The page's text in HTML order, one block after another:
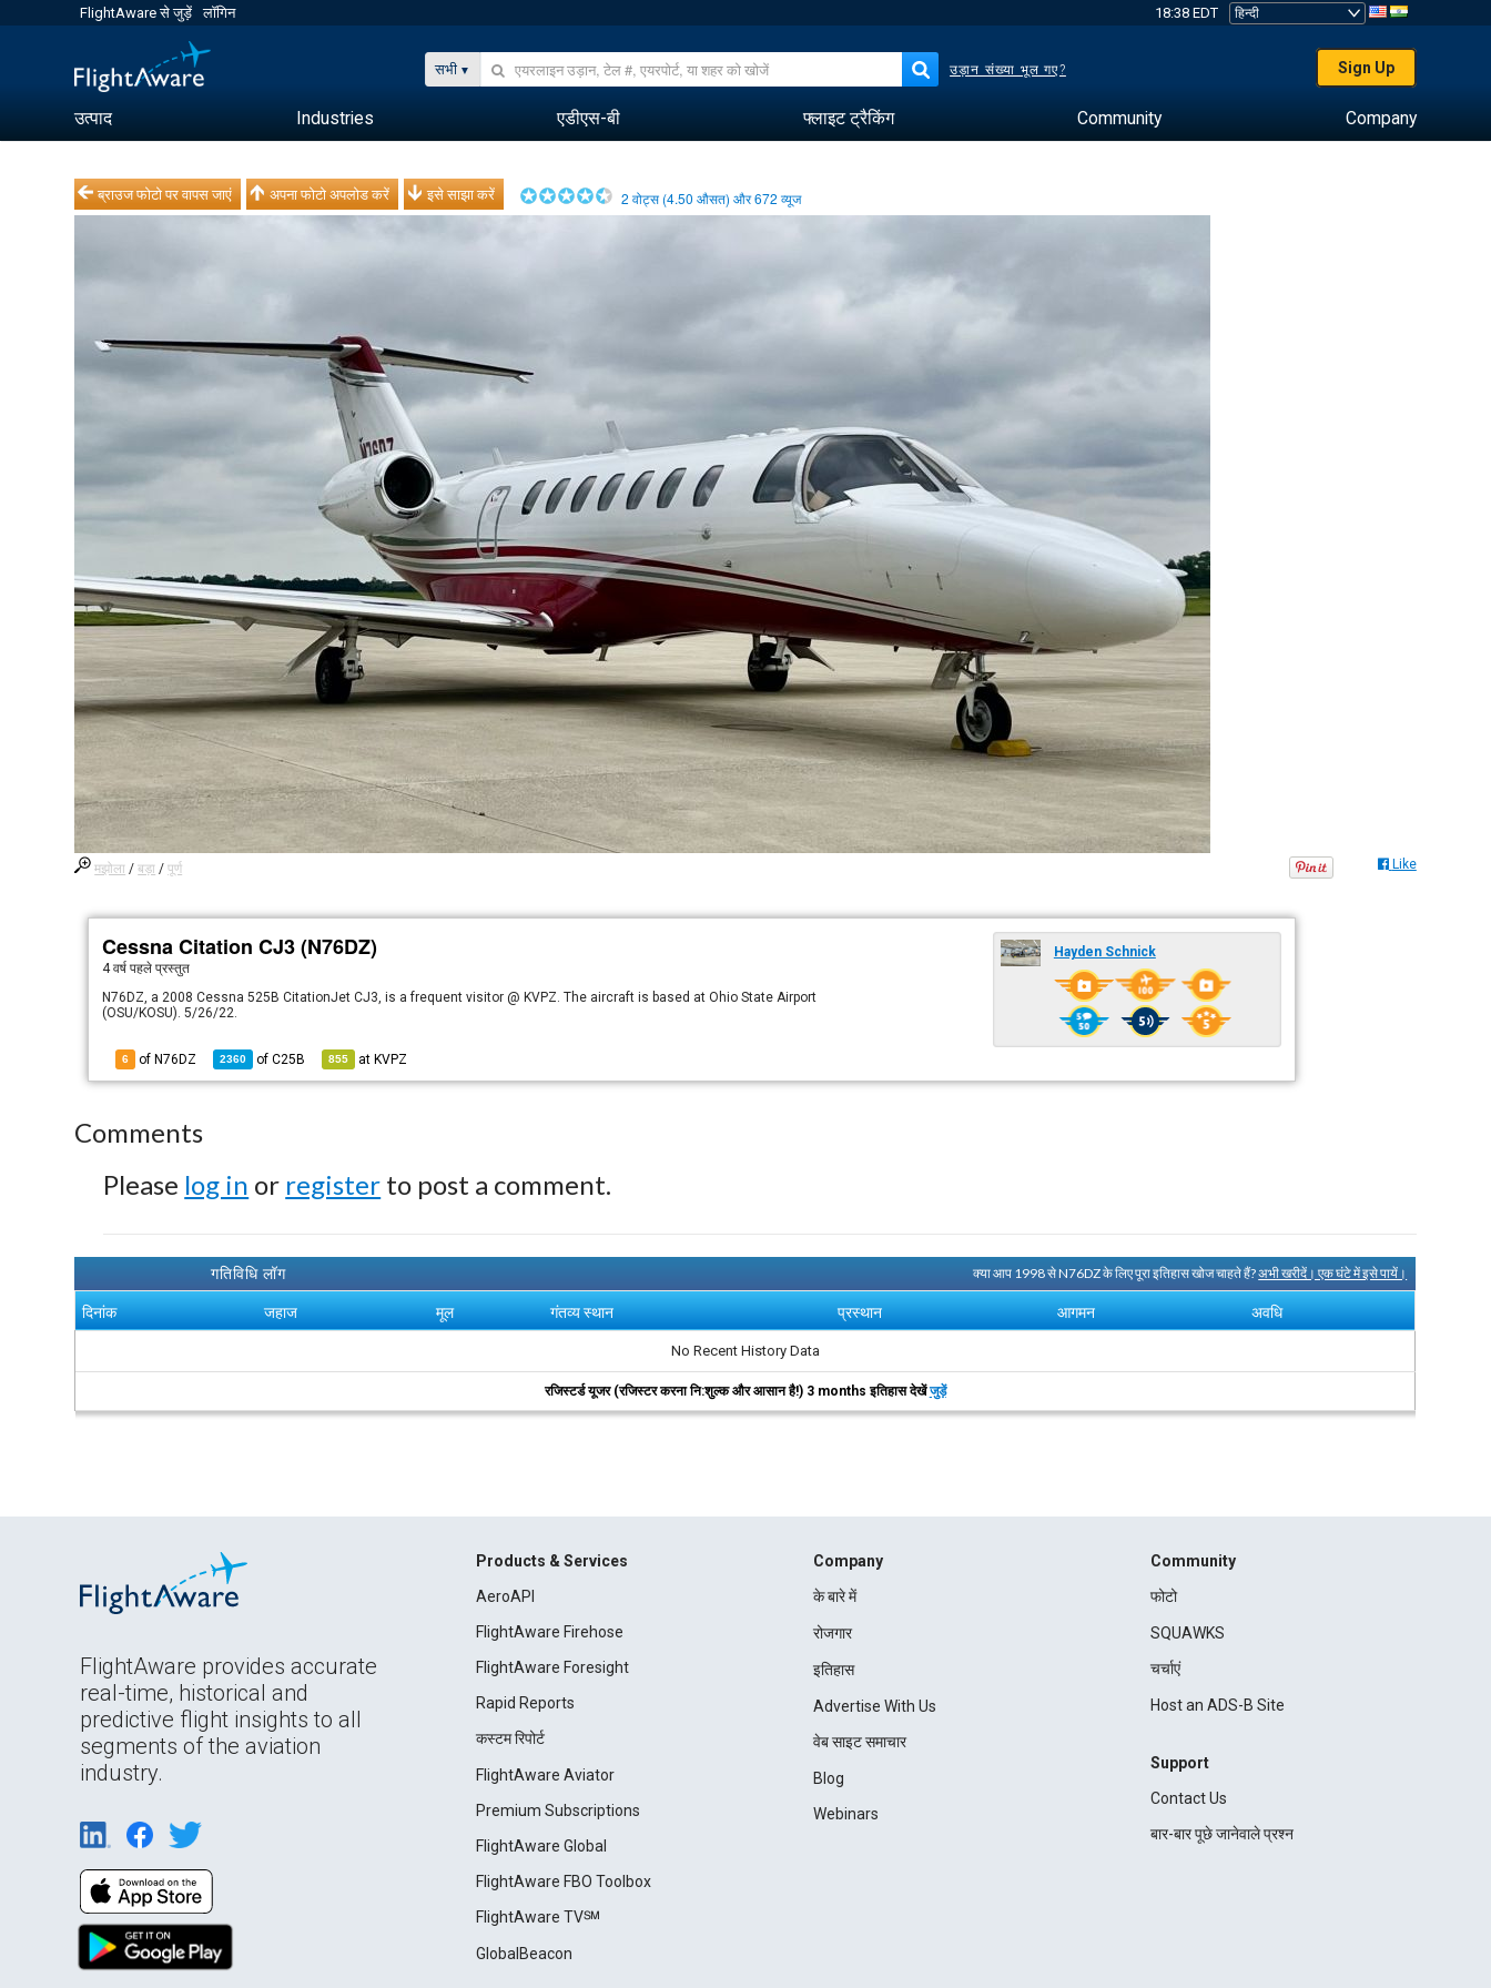
FlightAware से जुड़ें लॉगिन 18:38 EDT
सभी उड़ान संख्या भूल गए? Sign Up
उत्पाद Industries एडीएस-बी फ्लाइट ट्रैकिंग Community Company
ब्राउज फोटो पर वापस जाएं अपना फोटो अपलोड करें इसे साझा करें 2 वोट्स (4.50 औसत) और672 व्यूज
मझोला /बड़ा /पूर्ण Like
Cessna Citation CJ3 (N76DZ)
4 वर्ष पहले प्रस्तुत
N76DZ, a 2008 Cessna 525B CitationJet CJ3, is a frequent visitor @ KVPZ. The aircraft is based at Ohio State Airport
(OSU/KOSU). 5/26/22.
6 of N76DZ 2360 ofC25B 855 at KVPZ
Hayden Schnick
Comments
Please log in or register to post a comment.
गतिविधि लॉग क्या आप 1998 से N76DZ के लिए पूरा इतिहास खोज चाहते हैं?अभी खरीदें। एक घंटे में इसे पायें।
दिनांक जहाज मूल गंतव्य स्थान प्रस्थान आगमन अवधि
No Recent History Data
रजिस्टर्ड यूजर (रजिस्टर करना नि:शुल्क और आसान है!) 3 months इतिहास देखेंजुड़ें
FlightAware provides accurate
real-time, historical and
predictive flight insights to all
segments of the aviation
industry.
Products & Services
AeroAPI
FlightAware Firehose
FlightAware Foresight
Rapid Reports
कस्टम रिपोर्ट
FlightAware Aviator
Premium Subscriptions
FlightAware Global
FlightAware FBO Toolbox
FlightAware TV℠
GlobalBeacon
Company
के बारे में
रोजगार
इतिहास
Advertise With Us
वेब साइट समाचार
Blog
Webinars
Community
फोटो
SQUAWKS
चर्चाएं
Host an ADS-B Site
Support
Contact Us
बार-बार पूछे जानेवाले प्रश्न